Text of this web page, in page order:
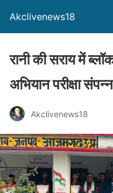
Akclivenews18
रानी की सराय में
अभियान परीक्षा संपन्न
Akclivenews18